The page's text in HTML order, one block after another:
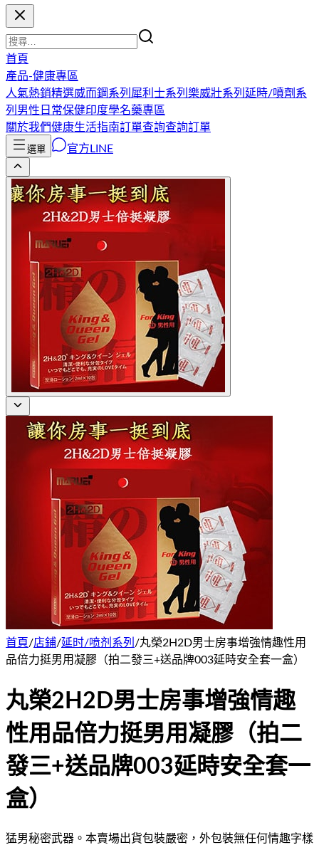
首頁
產品-健康專區
人氣熱銷精選威而鋼系列 犀利士系列 樂威壯系列 延時/噴劑系
列 男性日常保健印度學名藥專區
關於我們健康生活指南訂單查詢查詢訂單
選單 官方LINE
首頁/店鋪/延时/喷剂系列 /丸榮2H2D男士房事增強情趣性用
品倍力挺男用凝膠（拍二發三+送品牌003延時安全套一盒）
丸榮2H2D男士房事增強情趣
性用品倍力挺男用凝膠（拍二
發三+送品牌003延時安全套一
盒）
猛男秘密武器。本賣場出貨包裝嚴密，外包裝無任何情趣字樣